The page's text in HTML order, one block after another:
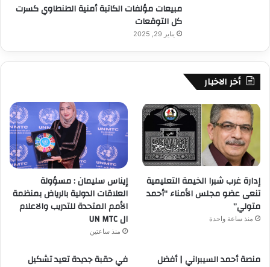
مبيعات مؤلفات الكاتبة أمنية الطنطاوي كسرت
كل التوقعات
يناير 29, 2025
أخر الاخبار
إدارة غرب شبرا الخيمة التعليمية
تنعى عضو مجلس الأمناء “أحمد
متولي”
منذ ساعة واحدة
إيناس سليمان : مسؤولة
العلاقات الدولية بالرياض بمنظمة
الأمم المتحدة للتدريب والاعلام
ال UN MTC
منذ ساعتين
منصة أحمد السيبراني | أفضل
في حقبة جديدة تعيد تشكيل